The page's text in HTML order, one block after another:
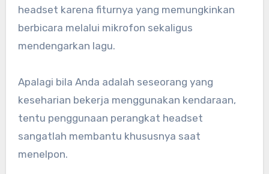
headset karena fiturnya yang memungkinkan
berbicara melalui mikrofon sekaligus
mendengarkan lagu.
Apalagi bila Anda adalah seseorang yang
keseharian bekerja menggunakan kendaraan,
tentu penggunaan perangkat headset
sangatlah membantu khususnya saat
menelpon.